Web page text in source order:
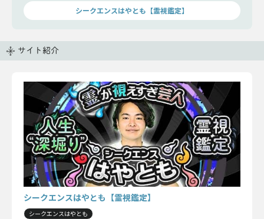
シークエンスはやとも【霊視鑑定】
サイト紹介
シークエンスはやとも【霊視鑑定】
シークエンスはやとも